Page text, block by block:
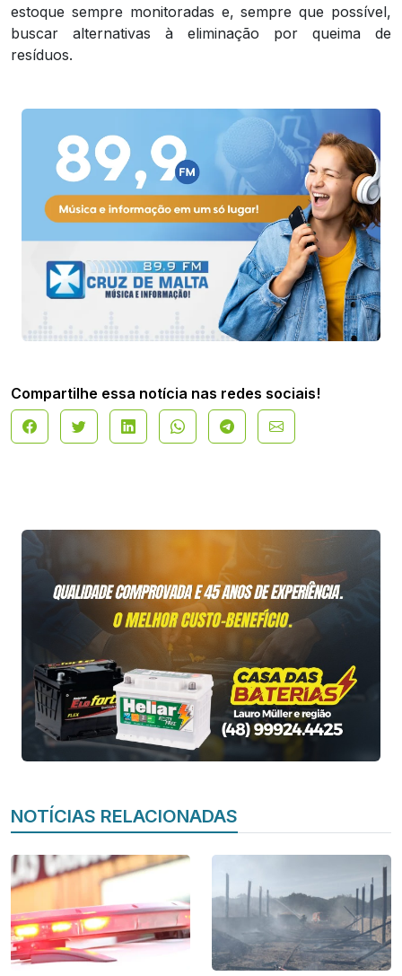
estoque sempre monitoradas e, sempre que possível,
buscar alternativas à eliminação por queima de
resíduos.
Compartilhe essa notícia nas redes sociais!
NOTÍCIAS RELACIONADAS